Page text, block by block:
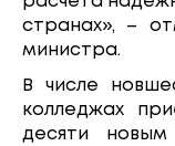
странах», –
министра.
В числе
колледжах
десяти новым